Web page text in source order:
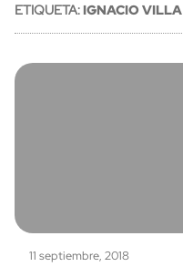
ETIQUETA:IGNACIO VILLA
11 septiembre, 2018